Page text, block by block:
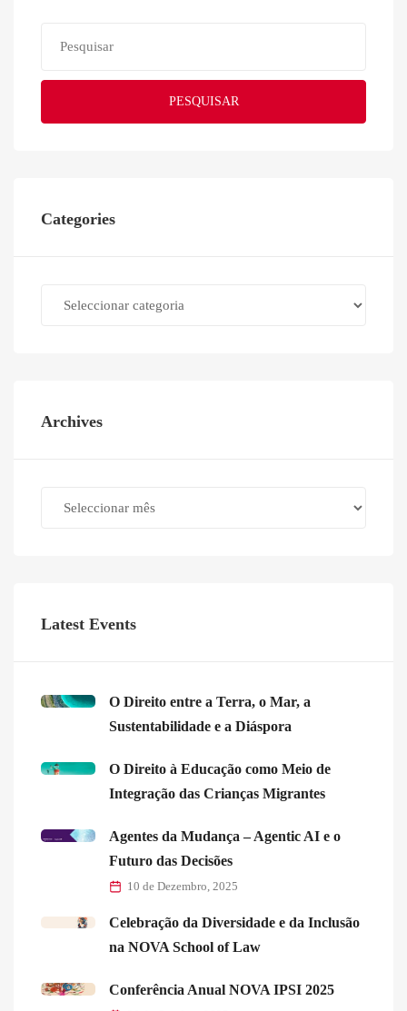
PESQUISAR
Categories
Archives
Latest Events
O Direito entre a Terra, o Mar, a
Sustentabilidade e a Diáspora
O Direito à Educação como Meio de
Integração das Crianças Migrantes
Agentes da Mudança – Agentic AI e o
Futuro das Decisões
10 de Dezembro, 2025
Celebração da Diversidade e da Inclusão
na NOVA School of Law
Conferência Anual NOVA IPSI 2025